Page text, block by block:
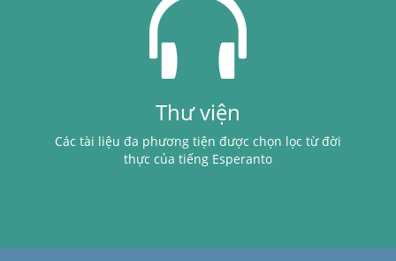
Thư viện
Các tài liệu đa phương tiện được chọn lọc từ đời
thực của tiếng Esperanto